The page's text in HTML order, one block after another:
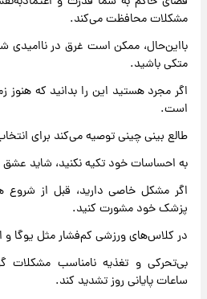
مشکلات محافظت می‌کند.
بااین‌حال، ممکن است غرق در ناامیدی
متکی باشید.
اگر مجرد هستید این را بدانید که هنوز
است.
طالع بینی چینی توصیه می‌کند برای
به احساسات خود تکیه نکنید، شاید عشق
اگر مشکل خاصی دارید، قبل از شروع
پزشک خود مشورت کنید.
در کلاس‌های ورزشی کم‌فشار مثل یوگا و
بی‌تحرکی و تغذیه نامناسب مشکلات
ساعات پایانی روز تشدید کند.